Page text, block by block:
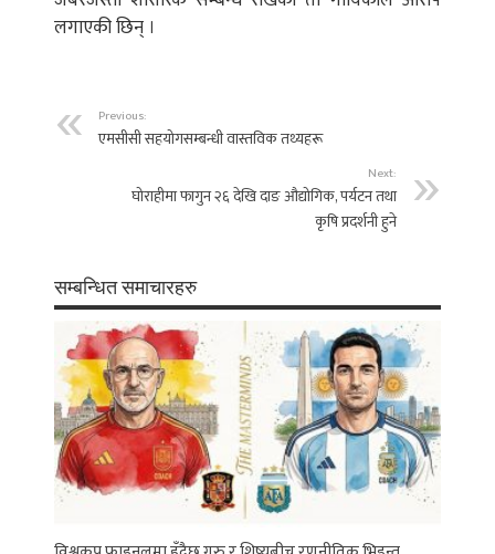
लगाएकी छिन् ।
Previous:
एमसीसी सहयोगसम्बन्धी वास्तविक तथ्यहरू
Next:
घोराहीमा फागुन २६ देखि दाङ औद्योगिक, पर्यटन तथा
कृषि प्रदर्शनी हुने
सम्बन्धित समाचारहरु